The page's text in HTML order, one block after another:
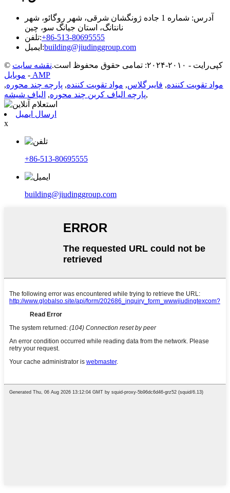
آدرس: شماره 1 جاده ژونگشان شرقی، شهر روگائو، شهر
نانتانگ، استان جیانگ سو، چین
تلفن:‎+86-513-80695555‎
ایمیل:building@jiudinggroup.com
© کپی‌رایت - ۲۰۱۰-۲۰۲۴: تمامی حقوق محفوظ است.
نقشه سایت
- موبایل AMP
مواد تقویت کننده, فایبرگلاس, مواد تقویت کننده, پارچه چند محوره,
پارچه الیاف کربن چند محوره, الیاف شیشه ,
ارسال ایمیل
x
‎+86-513-80695555‎
building@jiudinggroup.com